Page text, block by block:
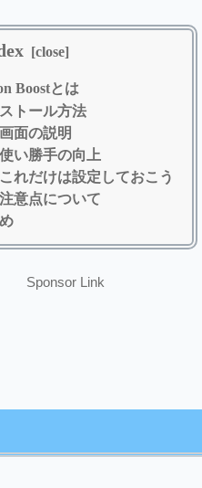
Boostとは
トール方法
面の説明
使い勝手の向上
これだけは設定しておこう
注意点について
Sponsor Link